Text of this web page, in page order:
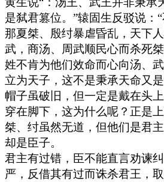
是弑君篡位。”辕固生反驳说：“
那夏桀、殷纣暴虐昏乱，天下
武，商汤、周武顺民心而杀死
姓不肯为他们效命而心向汤、
立为天子，这不是秉承天命又是
帽子虽破旧，但一定是戴在头
穿在脚下，这为什么呢？正是上
桀、纣虽然无道，但他们是君
却是臣子。
君主有过错，臣不能直言劝谏
严，反借其有过而诛杀君王，